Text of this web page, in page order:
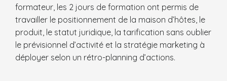
formateur, les 2 jours de formation ont permis de
travailler le positionnement de la maison d’hôtes, le
produit, le statut juridique, la tarification sans oublier
le prévisionnel d’activité et la stratégie marketing à
déployer selon un rétro-planning d’actions.